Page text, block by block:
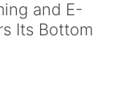
and E-
Its Bottom